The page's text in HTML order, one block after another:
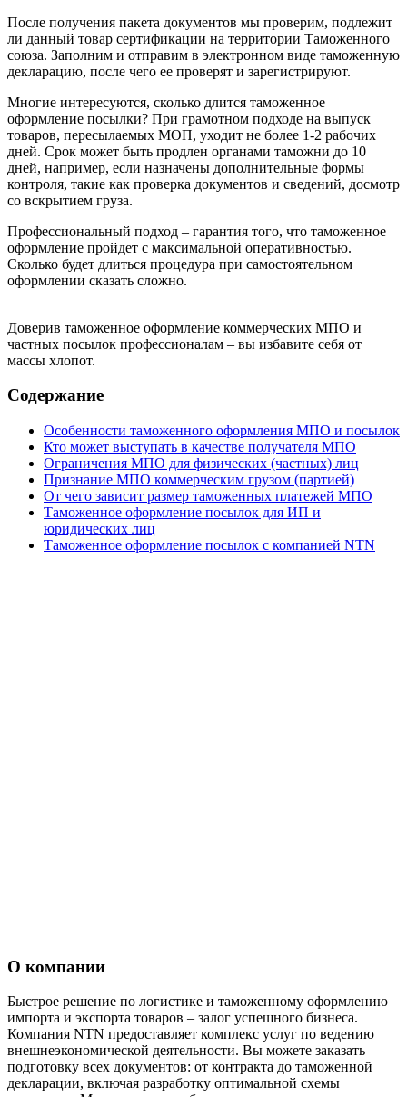
После получения пакета документов мы проверим, подлежит
ли данный товар сертификации на территории Таможенного
союза. Заполним и отправим в электронном виде таможенную
декларацию, после чего ее проверят и зарегистрируют.
Многие интересуются, сколько длится таможенное
оформление посылки? При грамотном подходе на выпуск
товаров, пересылаемых МОП, уходит не более 1-2 рабочих
дней. Срок может быть продлен органами таможни до 10
дней, например, если назначены дополнительные формы
контроля, такие как проверка документов и сведений, досмотр
со вскрытием груза.
Профессиональный подход – гарантия того, что таможенное
оформление пройдет с максимальной оперативностью.
Сколько будет длиться процедура при самостоятельном
оформлении сказать сложно.
Доверив таможенное оформление коммерческих МПО и
частных посылок профессионалам – вы избавите себя от
массы хлопот.
Содержание
Особенности таможенного оформления МПО и посылок
Кто может выступать в качестве получателя МПО
Ограничения МПО для физических (частных) лиц
Признание МПО коммерческим грузом (партией)
От чего зависит размер таможенных платежей МПО
Таможенное оформление посылок для ИП и
юридических лиц
Таможенное оформление посылок с компанией NTN
О компании
Быстрое решение по логистике и таможенному оформлению
импорта и экспорта товаров – залог успешного бизнеса.
Компания NTN предоставляет комплекс услуг по ведению
внешнеэкономической деятельности. Вы можете заказать
подготовку всех документов: от контракта до таможенной
декларации, включая разработку оптимальной схемы